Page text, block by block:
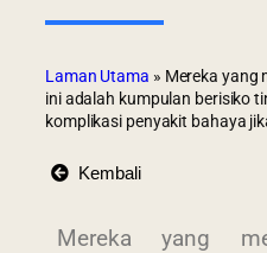
Laman Utama » Mereka yang
ini adalah kumpulan berisiko
komplikasi penyakit bahaya
Kembali
Mereka yang